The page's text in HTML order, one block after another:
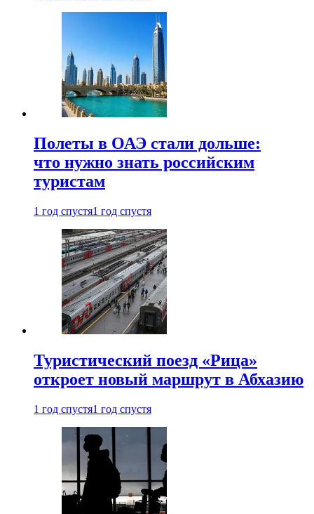
Полеты в ОАЭ стали дольше:
что нужно знать российским
туристам
1 год спустя1 год спустя
Туристический поезд «Рица»
откроет новый маршрут в Абхазию
1 год спустя1 год спустя